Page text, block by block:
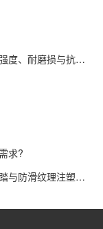
与抗冲击增强方案。
求?
理注塑成型控制。